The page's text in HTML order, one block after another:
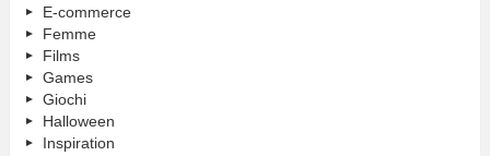
E-commerce
Femme
Films
Games
Giochi
Halloween
Inspiration